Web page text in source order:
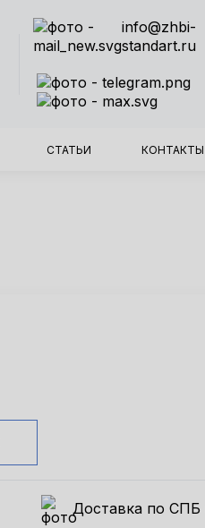
info@zhbi-
standart.ru
СТАТЬИ КОНТАКТЫ
Доставка по